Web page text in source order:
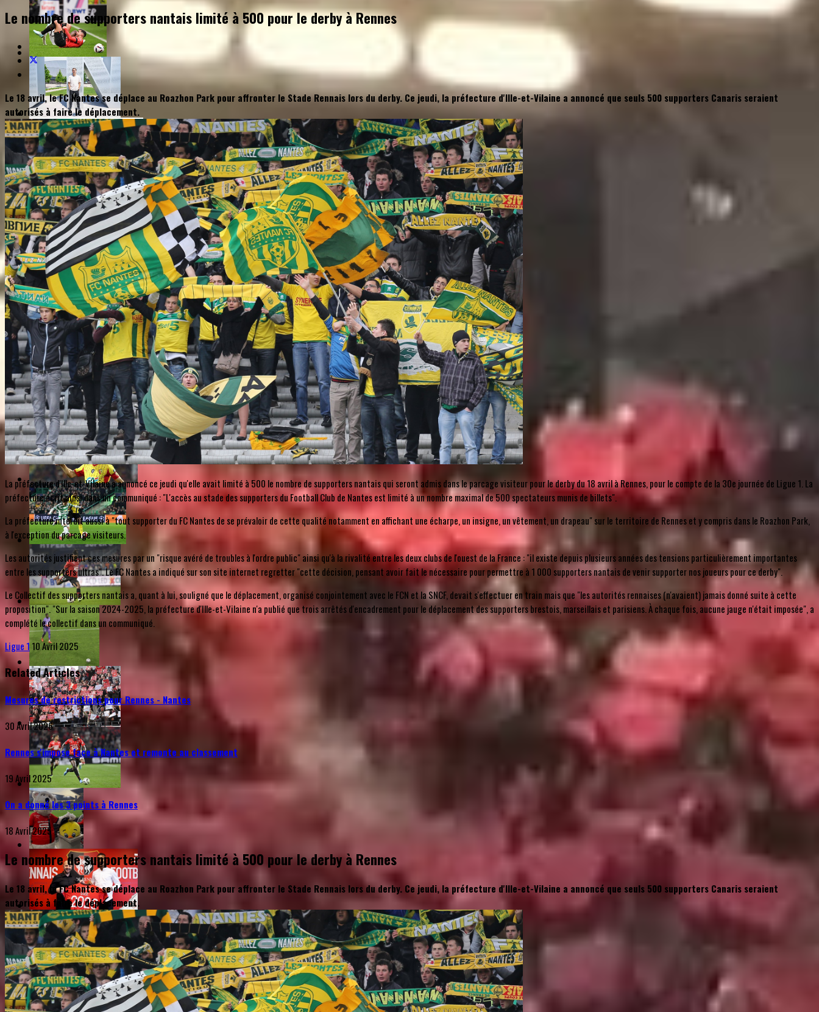
Le nombre de supporters nantais limité à 500 pour le derby à Rennes
Le 18 avril, le FC Nantes se déplace au Roazhon Park pour affronter le Stade Rennais lors du derby. Ce jeudi, la préfecture d'Ille-et-Vilaine a annoncé que seuls 500 supporters Canaris seraient
autorisés à faire le déplacement.
La préfecture d'Ille-et-Vilaine a annoncé ce jeudi qu'elle avait limité à 500 le nombre de supporters nantais qui seront admis dans le parcage visiteur pour le derby du 18 avril à Rennes, pour le compte de la 30e journée de Ligue 1. La
préfecture écrit ainsi dans un communiqué : "L'accès au stade des supporters du Football Club de Nantes est limité à un nombre maximal de 500 spectateurs munis de billets".
La préfecture interdit aussi à "tout supporter du FC Nantes de se prévaloir de cette qualité notamment en affichant une écharpe, un insigne, un vêtement, un drapeau" sur le territoire de Rennes et y compris dans le Roazhon Park,
à l'exception du parcage visiteurs.
Les autorités justifient ces mesures par un "risque avéré de troubles à l'ordre public" ainsi qu'à la rivalité entre les deux clubs de l'ouest de la France : "il existe depuis plusieurs années des tensions particulièrement importantes
entre les supporters ultras". Le FC Nantes a indiqué sur son site internet regretter "cette décision, pensant avoir fait le nécessaire pour permettre à 1 000 supporters nantais de venir supporter nos joueurs pour ce derby".
Le Collectif des supporters nantais a, quant à lui, souligné que le déplacement, organisé conjointement avec le FCN et la SNCF, devait s'effectuer en train mais que "les autorités rennaises (n'avaient) jamais donné suite à cette
proposition". "Sur la saison 2024-2025, la préfecture d'Ille-et-Vilaine n'a publié que trois arrêtés d'encadrement pour le déplacement des supporters brestois, marseillais et parisiens. À chaque fois, aucune jauge n'était imposée", a
complété le collectif dans un communiqué.
Ligue 110 Avril 2025
Related Articles
Mesures de restrictions pour Rennes - Nantes
30 Avril 2026
Rennes s'impose face à Nantes et remonte au classement
19 Avril 2025
On a donné les 3 points à Rennes
18 Avril 2025
Le nombre de supporters nantais limité à 500 pour le derby à Rennes
Le 18 avril, le FC Nantes se déplace au Roazhon Park pour affronter le Stade Rennais lors du derby. Ce jeudi, la préfecture d'Ille-et-Vilaine a annoncé que seuls 500 supporters Canaris seraient
autorisés à faire le déplacement.